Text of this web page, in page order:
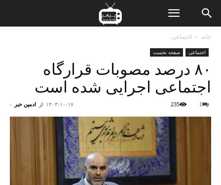
خانه اجتماعی
اجتماعی صفحه نخست
۸۰ درصد مصوبات قرارگاه
اجتماعی اجرایی شده است
از ادمین خبر - ۱۴۰۳-۱۰-۱۷ 0
235